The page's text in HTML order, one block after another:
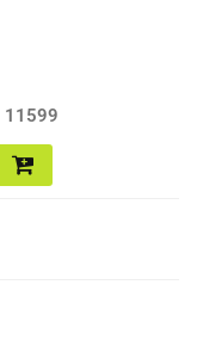
11599